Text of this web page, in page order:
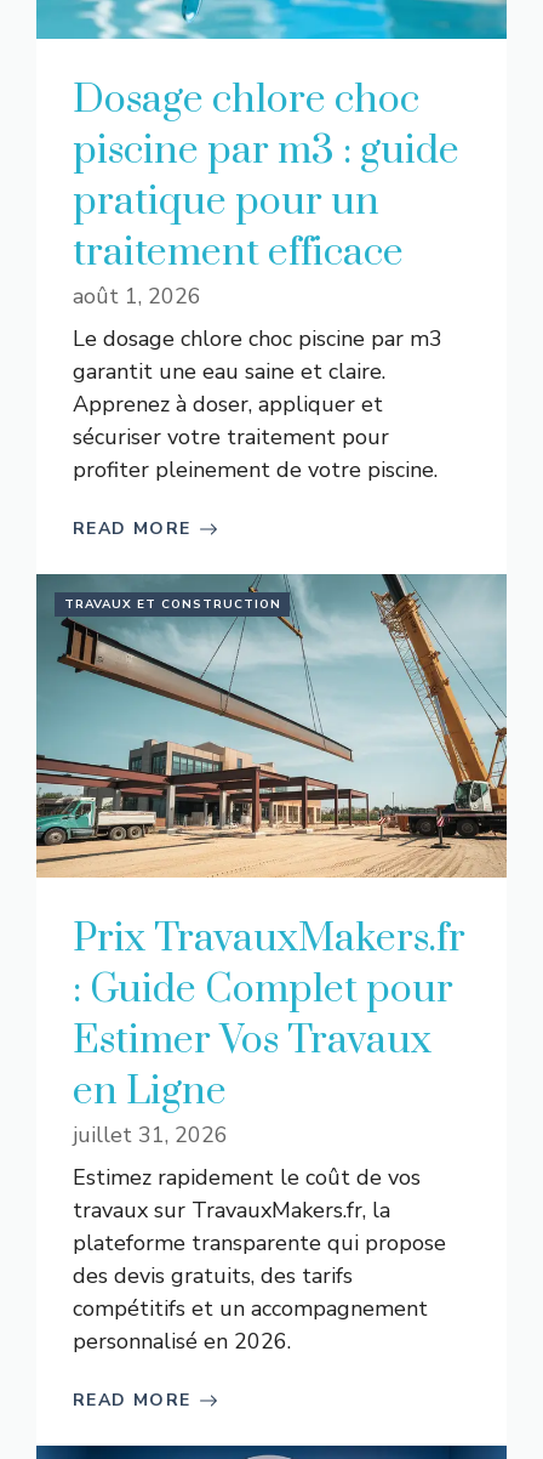
Dosage chlore choc
piscine par m3 : guide
pratique pour un
traitement efficace
août 1, 2026
Le dosage chlore choc piscine par m3
garantit une eau saine et claire.
Apprenez à doser, appliquer et
sécuriser votre traitement pour
profiter pleinement de votre piscine.
READ MORE
TRAVAUX ET CONSTRUCTION
Prix TravauxMakers.fr
: Guide Complet pour
Estimer Vos Travaux
en Ligne
juillet 31, 2026
Estimez rapidement le coût de vos
travaux sur TravauxMakers.fr, la
plateforme transparente qui propose
des devis gratuits, des tarifs
compétitifs et un accompagnement
personnalisé en 2026.
READ MORE